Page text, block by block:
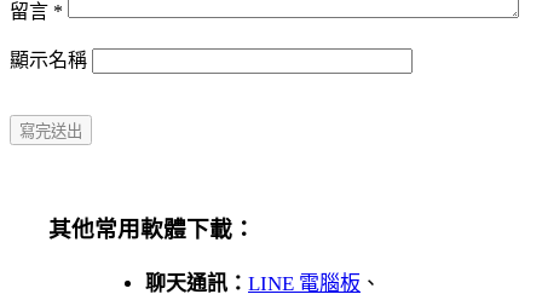
留言 *
顯示名稱
其他常用軟體下載：
聊天通訊： LINE 電腦板 、